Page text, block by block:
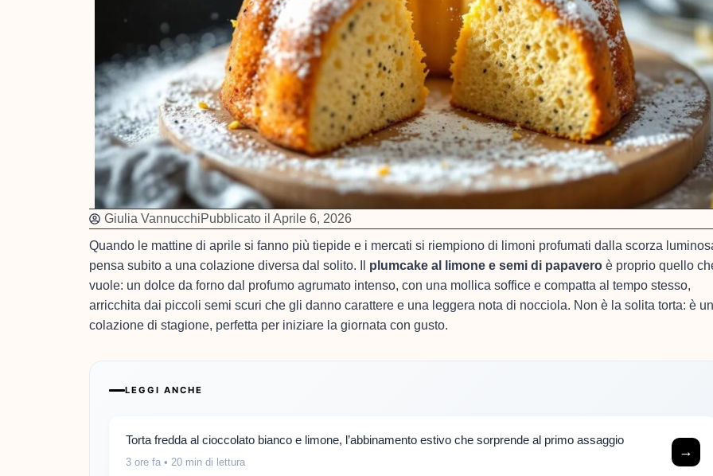
Giulia VannucchiPubblicato il Aprile 6, 2026
Quando le mattine di aprile si fanno più tiepide e i mercati si riempiono di limoni profumati dalla scorza
pensa subito a una colazione diversa dal solito. Il plumcake al limone e semi di papavero è proprio quello
vuole: un dolce da forno dal profumo agrumato intenso, con una mollica soffice e compatta al tempo stesso,
arricchita dai piccoli semi scuri che gli danno carattere e una leggera nota di nocciola. Non è la solita torta: è
colazione di stagione, perfetta per iniziare la giornata con gusto.
LEGGI ANCHE
Torta fredda al cioccolato bianco e limone, l’abbinamento estivo che sorprende al primo assaggio
3 ore fa • 20 min di lettura
→